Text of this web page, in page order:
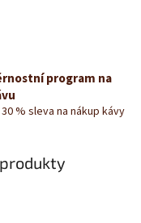
program na
% sleva na nákup kávy